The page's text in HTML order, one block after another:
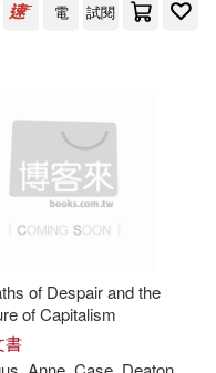
頓(2)電 試閱
of Despair and the
of Capitalism
書